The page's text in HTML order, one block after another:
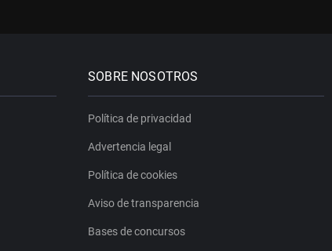
SOBRE NOSOTROS
Política de privacidad
Advertencia legal
Política de cookies
Aviso de transparencia
Bases de concursos